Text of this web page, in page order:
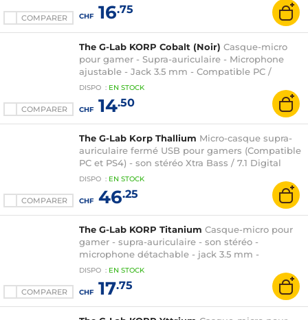
COMPARER CHF16.75
COMPARER
The G-Lab KORP Cobalt (Noir) Casque-micro
pour gamer - Supra-auriculaire - Microphone
ajustable - Jack 3.5 mm - Compatible PC /
Consoles / Mobiles
DISPO : EN STOCK
CHF14.50
COMPARER
The G-Lab Korp Thallium Micro-casque supra-
auriculaire fermé USB pour gamers (Compatible
PC et PS4) - son stéréo Xtra Bass / 7.1 Digital
Surround - RGB - microphone anti-bruit
DISPO : EN STOCK
CHF46.25
COMPARER
The G-Lab KORP Titanium Casque-micro pour
gamer - supra-auriculaire - son stéréo -
microphone détachable - jack 3.5 mm -
compatible PC / PlayStation 4
DISPO : EN STOCK
CHF17.75